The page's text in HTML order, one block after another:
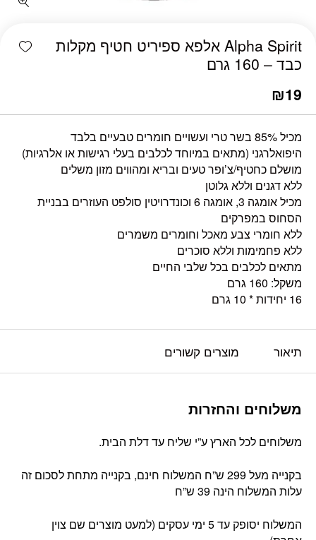
Alpha Spirit אלפא ספיריט חטיף מקלות
כבד – 160 גרם
₪19
מכיל 85% בשר טרי ועשויים חומרים טבעיים בלבד
היפואלרגני (מתאים במיוחד לכלבים בעלי רגישות או אלרגיות)
מושלם כחטיף/צ’ופר טעים ובריא ומהווים מזון משלים
ללא דגנים וללא גלוטן
מכיל אומגה 3, אומגה 6 וכונדרויטין סולפט העוזרים בבניית
הסחוס במפרקים
ללא חומרי צבע מאכל וחומרים משמרים
ללא פחמימות וללא סוכרים
מתאים לכלבים בכל שלבי החיים
משקל: 160 גרם
16 יחידות * 10 גרם
תיאור מוצרים קשורים
משלוחים והחזרות
משלוחים לכל הארץ ע”י שליח עד דלת הבית.
בקנייה מעל 299 ש”ח המשלוח חינם, בקנייה מתחת לסכום זה
עלות המשלוח הינה 39 ש”ח
המשלוח יסופק עד 5 ימי עסקים (למעט מוצרים שם צוין